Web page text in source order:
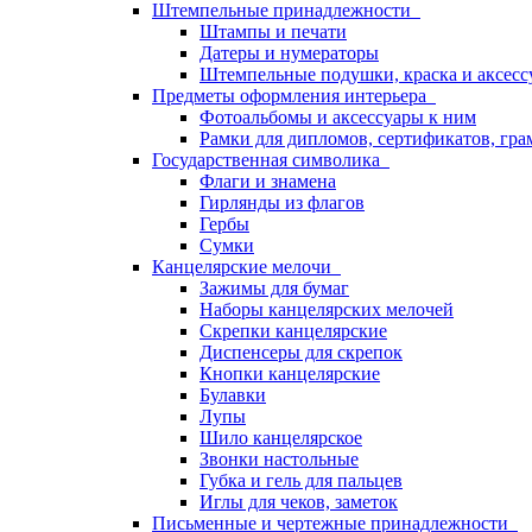
Штемпельные принадлежности
Штампы и печати
Датеры и нумераторы
Штемпельные подушки, краска и
Предметы оформления интерьера
Фотоальбомы и аксессуары к ним
Рамки для дипломов, сертификатов,
Государственная символика
Флаги и знамена
Гирлянды из флагов
Гербы
Сумки
Канцелярские мелочи
Зажимы для бумаг
Наборы канцелярских мелочей
Скрепки канцелярские
Диспенсеры для скрепок
Кнопки канцелярские
Булавки
Лупы
Шило канцелярское
Звонки настольные
Губка и гель для пальцев
Иглы для чеков, заметок
Письменные и чертежные принадлежности